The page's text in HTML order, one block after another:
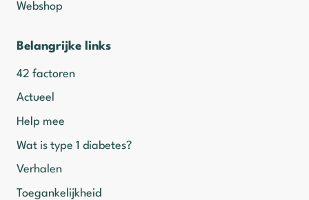
Webshop
Belangrijke links
42 factoren
Actueel
Help mee
Wat is type 1 diabetes?
Verhalen
Toegankelijkheid